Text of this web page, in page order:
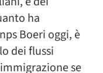
ha
Boeri oggi, è
dei flussi
se